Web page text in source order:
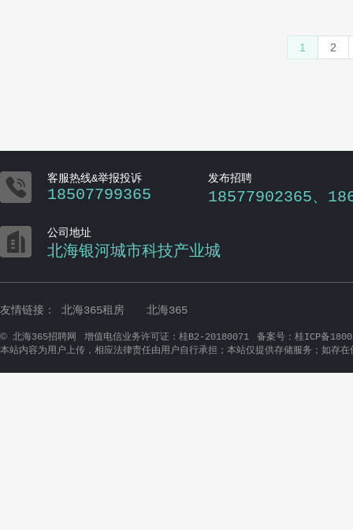
1 2
 客服热线&举报投诉
18507799365
发布招聘
18577902365、
 公司地址
北海银河城市科技产业城
友情链接： 北海365租房 北海365
© 北海365招聘网 增值电信业务许可证：桂B2-20180071
备案号：桂ICP备
本站内容为用户上传，相应法律责任由用户自行承担；本站仅提供存储服务；如存